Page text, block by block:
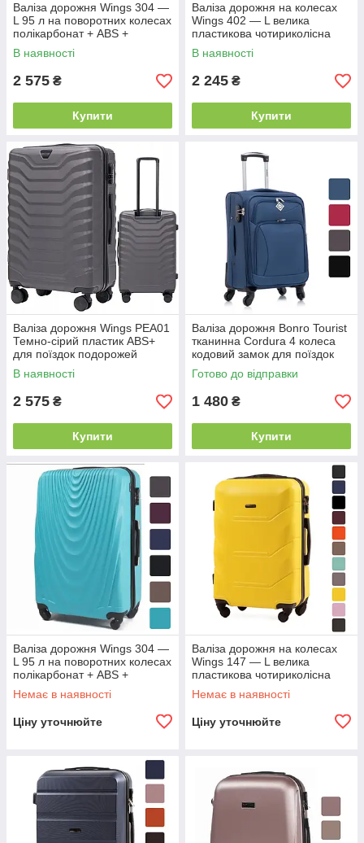
Валіза дорожня Wings 304 —
L 95 л на поворотних колесах
полікарбонат + ABS +
кодовий замок B_1608 Синя
В наявності
2 575 ₴
Купити
Валіза дорожня на колесах
Wings 402 — L велика
пластикова чотириколісна
B_1173 Світло-сіра
В наявності
2 245 ₴
Купити
Валіза дорожня Wings PEA01
Темно-сірий пластик ABS+
для поїздок подорожей
B_2454
В наявності
2 575 ₴
Купити
Валіза дорожня Bonro Tourist
тканинна Cordura 4 колеса
кодовий замок для поїздок
B_2528
Готово до відправки
1 480 ₴
Купити
Валіза дорожня Wings 304 —
L 95 л на поворотних колесах
полікарбонат + ABS +
кодовий замок B_1608
Бірюзова
Немає в наявності
Ціну уточнюйте
Валіза дорожня на колесах
Wings 147 — L велика
пластикова чотириколісна
B_1173 3.8, Світло-зелена
Жовтий
Немає в наявності
Ціну уточнюйте